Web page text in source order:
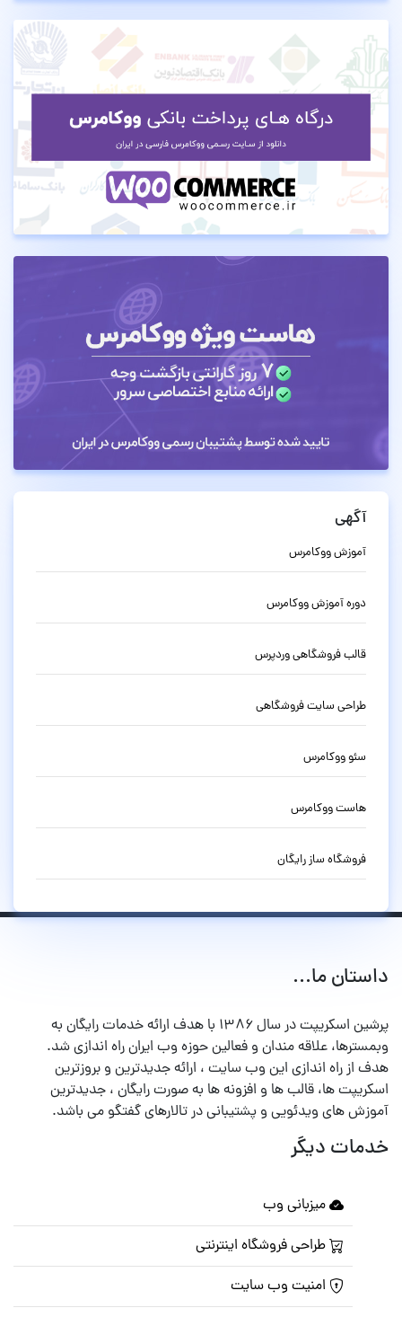
آگهی
آموزش ووکامرس
دوره آموزش ووکامرس
قالب فروشگاهی وردپرس
طراحی سایت فروشگاهی
سئو ووکامرس
هاست ووکامرس
فروشگاه ساز رایگان
داستان ما...
پرشین اسکریپت در سال ۱۳۸۶ با هدف ارائه خدمات رایگان به
وبمسترها، علاقه مندان و فعالین حوزه وب ایران راه اندازی شد.
هدف از راه اندازی این وب سایت ، ارائه جدیدترین و بروزترین
اسکریپت ها، قالب ها و افزونه ها به صورت رایگان ، جدیدترین
آموزش های ویدئویی و پشتیبانی در تالارهای گفتگو می باشد.
خدمات دیگر
میزبانی وب
طراحی فروشگاه اینترنتی
امنیت وب سایت